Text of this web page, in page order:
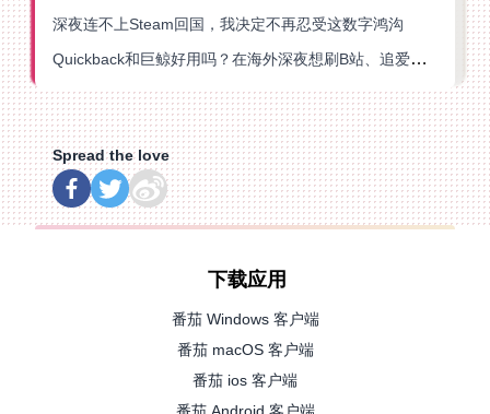
深夜连不上Steam回国，我决定不再忍受这数字鸿沟
Quickback和巨鲸好用吗？在海外深夜想刷B站、追爱奇艺的你，或许正需要这份答案
Spread the love
下载应用
番茄 Windows 客户端
番茄 macOS 客户端
番茄 ios 客户端
番茄 Android 客户端